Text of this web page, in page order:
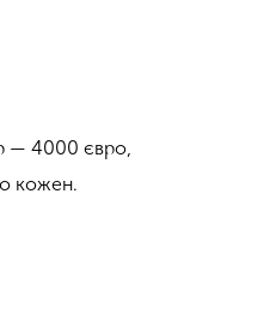
— 4000 євро,
кожен.